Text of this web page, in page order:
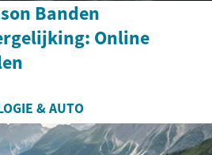
Banden
Online
& AUTO